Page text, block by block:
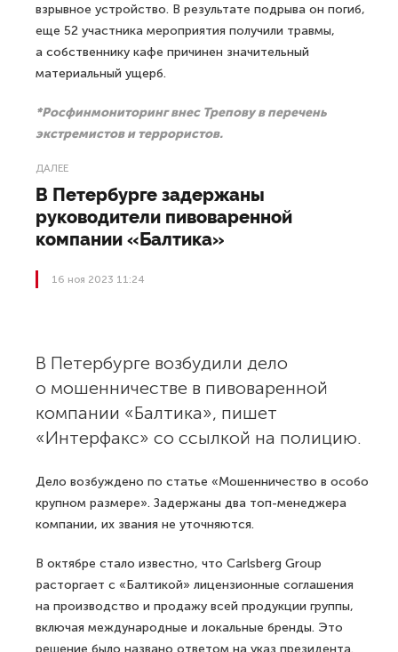
взрывное устройство. В результате подрыва он погиб,
еще 52 участника мероприятия получили травмы,
а собственнику кафе причинен значительный
материальный ущерб.
*Росфинмониторинг внес Трепову в перечень
экстремистов и террористов.
ДАЛЕЕ
В Петербурге задержаны
руководители пивоваренной
компании «Балтика»
16 ноя 2023 11:24
В Петербурге возбудили дело
о мошенничестве в пивоваренной
компании «Балтика», пишет
«Интерфакс» со ссылкой на полицию.
Дело возбуждено по статье «Мошенничество в особо
крупном размере». Задержаны два топ-менеджера
компании, их звания не уточняются.
В октябре стало известно, что Carlsberg Group
расторгает с «Балтикой» лицензионные соглашения
на производство и продажу всей продукции группы,
включая международные и локальные бренды. Это